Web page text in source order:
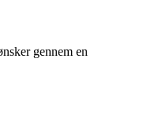
gennem en